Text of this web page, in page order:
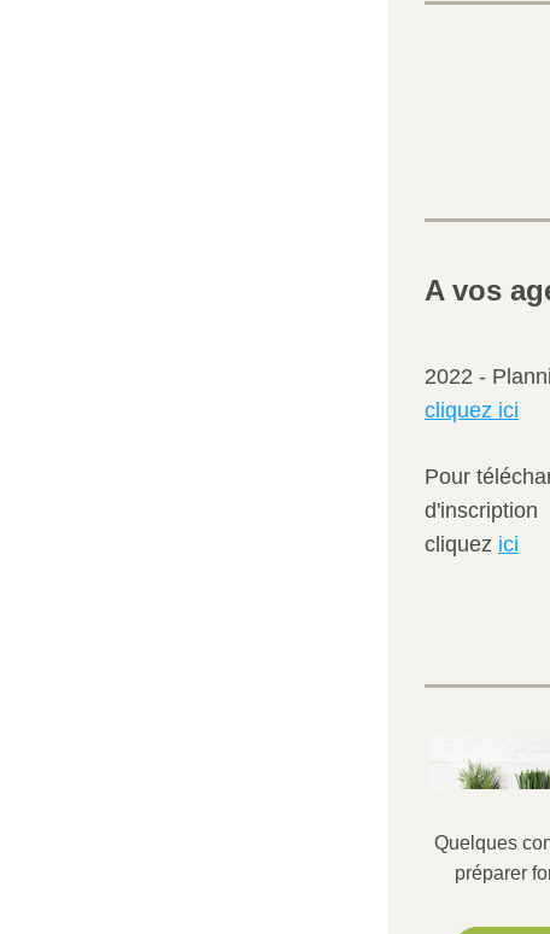
A vos
2022 -
cliquez ici
Pour
d'inscription
cliquez ici
Quelques
préparer